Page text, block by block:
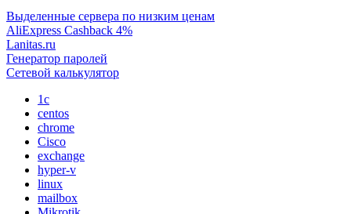
Выделенные сервера по низким ценам
AliExpress Cashback 4%
Lanitas.ru
Генератор паролей
Сетевой калькулятор
1c
centos
chrome
Cisco
exchange
hyper-v
linux
mailbox